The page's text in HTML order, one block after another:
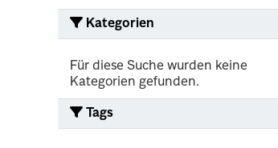
Kategorien
Für diese Suche wurden keine
Kategorien gefunden.
Tags